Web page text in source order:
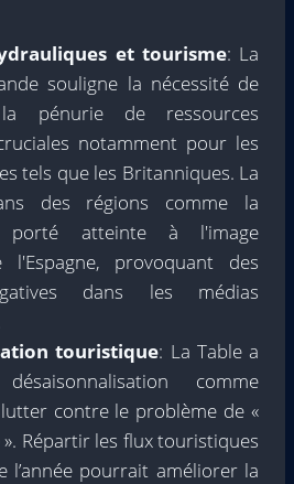
et tourisme: La
souligne la nécessité de
pénurie de ressources
notamment pour les
tels que les Britanniques. La
des régions comme la
porté atteinte à l'image
provoquant des
dans les médias
touristique: La Table a
comme
contre le problème de «
». Répartir les flux touristiques
l’année pourrait améliorer la